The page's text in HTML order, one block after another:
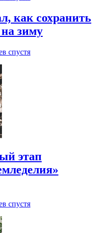
как сохранить
зиму
спустя
этап
спустя